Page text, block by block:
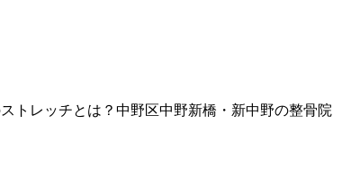
トレッチとは？中野区中野新橋・新中野の整骨院